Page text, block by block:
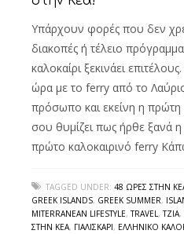
Υπάρχουν φορές που δεν
διακοπές ή τέλειο
καλοκαίρι ξεκινάει
ώρα με το ferry από το
πρόσωπο και εκείνη η
σου θυμίζει πως ήρθε ξανά
πρώτο καλοκαιρινό ferry
TAGGED UNDER: 48 ΏΡΕΣ ΣΤΗΝ
GREEK ISLANDS, GREEK SUMMER,
MITERRANEAN LIFESTYLE,TRAVEL,TZIA,
ΣΤΗΝ ΚΈΑ, ΓΙΑΛΙΣΚΆΡΙ, ΕΛΛΗΝΙΚΌ